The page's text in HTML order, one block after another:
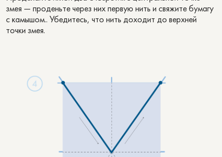
змея — проденьте через них первую нить и свяжите бумагу
с камышом.. Убедитесь, что нить доходит до верхней
точки змея.